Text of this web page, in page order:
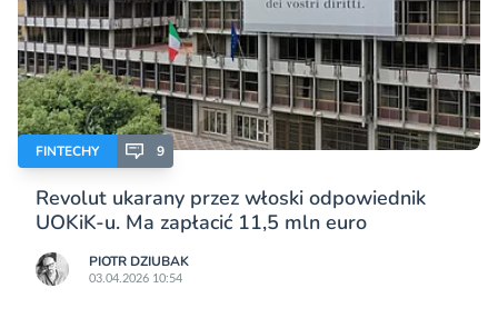
FINTECHY 9
Revolut ukarany przez włoski odpowiednik
UOKiK-u. Ma zapłacić 11,5 mln euro
PIOTR DZIUBAK
03.04.2026 10:54